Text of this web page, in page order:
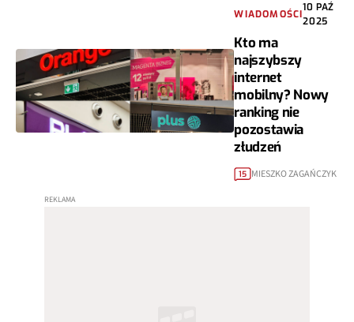
WIADOMOŚCI
10 PAŹ
2025
Kto ma
najszybszy
internet
mobilny? Nowy
ranking nie
pozostawia
złudzeń
15 MIESZKO ZAGAŃCZYK